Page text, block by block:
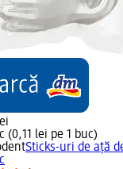
(0,11 lei pe 1 buc)
Sticks-uri de ață